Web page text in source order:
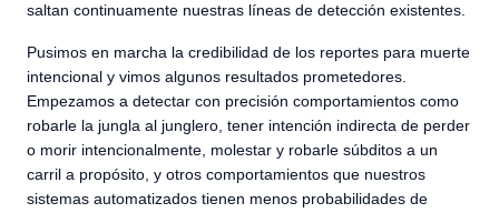
saltan continuamente nuestras líneas de detección existentes.
Pusimos en marcha la credibilidad de los reportes para muerte
intencional y vimos algunos resultados prometedores.
Empezamos a detectar con precisión comportamientos como
robarle la jungla al junglero, tener intención indirecta de perder
o morir intencionalmente, molestar y robarle súbditos a un
carril a propósito, y otros comportamientos que nuestros
sistemas automatizados tienen menos probabilidades de